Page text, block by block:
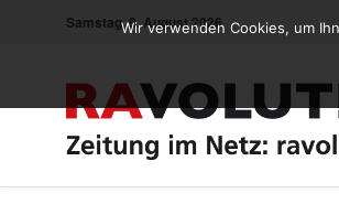
Samstag, 8. August 2026
Wir verwenden Cookies, um